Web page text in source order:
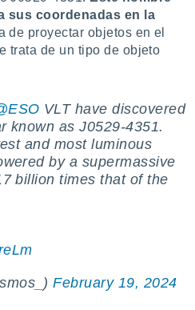
sus coordenadas en la
de proyectar objetos en el
trata de un tipo de objeto
VLT have discovered
known as J0529-4351.
and most luminous
by a supermassive
billion times that of the
February 19, 2024